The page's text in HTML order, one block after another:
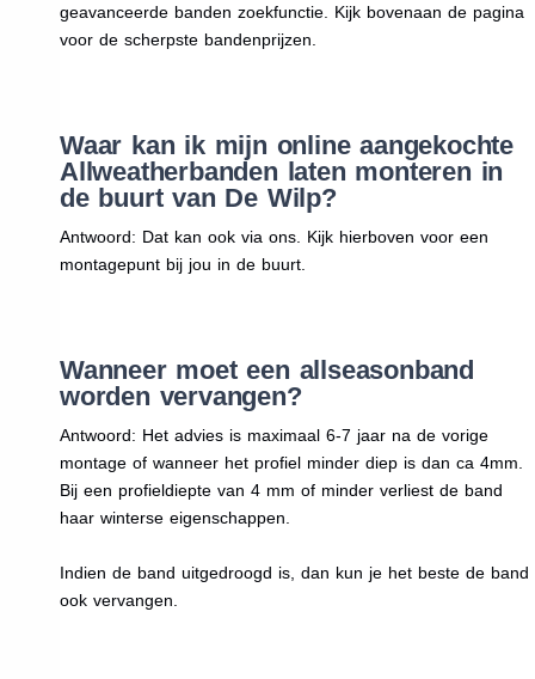
geavanceerde banden zoekfunctie. Kijk bovenaan de pagina
voor de scherpste bandenprijzen.
Waar kan ik mijn online aangekochte
Allweatherbanden laten monteren in
de buurt van De Wilp?
Antwoord: Dat kan ook via ons. Kijk hierboven voor een
montagepunt bij jou in de buurt.
Wanneer moet een allseasonband
worden vervangen?
Antwoord: Het advies is maximaal 6-7 jaar na de vorige
montage of wanneer het profiel minder diep is dan ca 4mm.
Bij een profieldiepte van 4 mm of minder verliest de band
haar winterse eigenschappen.
Indien de band uitgedroogd is, dan kun je het beste de band
ook vervangen.